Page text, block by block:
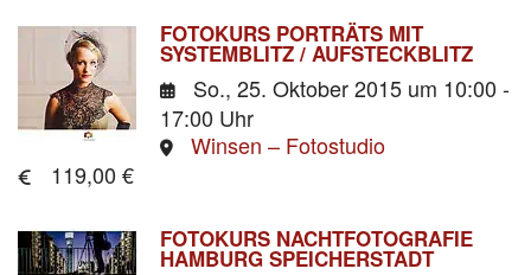
FOTOKURS PORTRÄTS MIT
SYSTEMBLITZ / AUFSTECKBLITZ
So., 25. Oktober 2015 um 10:00 -
17:00 Uhr
Winsen – Fotostudio
119,00 €
FOTOKURS NACHTFOTOGRAFIE
HAMBURG SPEICHERSTADT